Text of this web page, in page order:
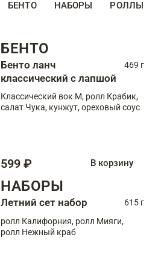
БЕНТО НАБОРЫ РОЛЛЫ
БЕНТО
Бенто ланч
классический с лапшой
469 г
Классический вок М, ролл Крабик,
салат Чука, кунжут, ореховый соус
599 ₽ В корзину
НАБОРЫ
Летний сет набор
615 г
ролл Калифорния, ролл Мияги,
ролл Нежный краб